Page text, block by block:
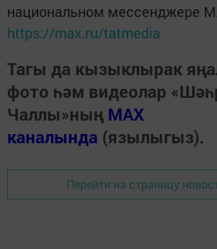
национальном мессенджере
https://max.ru/tatmedia
Тагы да кызыклырак
фото һәм видеолар
Чаллы»ның MAX
каналында (язылыгыз).
Перейти на страницу